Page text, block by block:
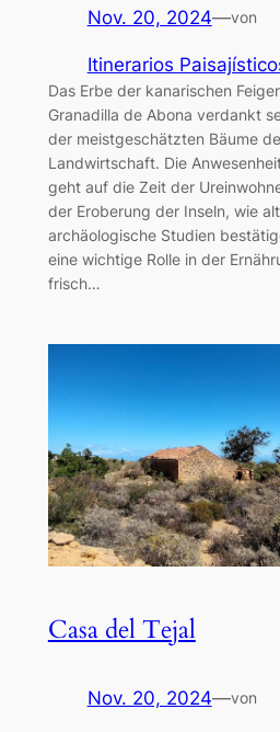
Nov. 20, 2024—von
Itinerarios
Das Erbe der kanarischen
Granadilla de Abona verdankt
der meistgeschätzten Bäume
Landwirtschaft. Die
geht auf die Zeit der
der Eroberung der Inseln, wie
archäologische Studien
eine wichtige Rolle in der
frisch…
Casa del Tejal
Nov. 20, 2024—von